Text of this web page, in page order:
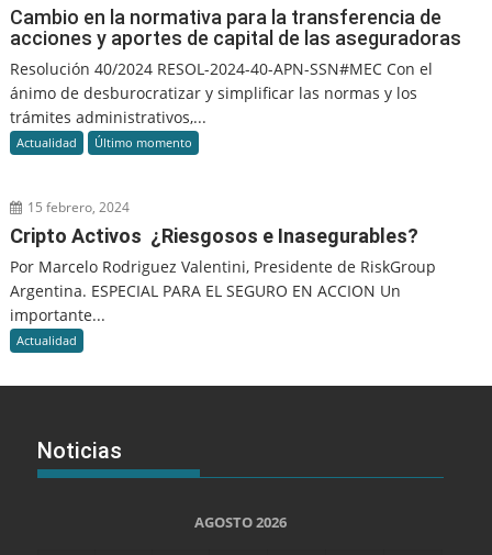
Cambio en la normativa para la transferencia de
acciones y aportes de capital de las aseguradoras
Resolución 40/2024 RESOL-2024-40-APN-SSN#MEC Con el
ánimo de desburocratizar y simplificar las normas y los
trámites administrativos,...
Actualidad Último momento
15 febrero, 2024
Cripto Activos ¿Riesgosos e Inasegurables?
Por Marcelo Rodriguez Valentini, Presidente de RiskGroup
Argentina. ESPECIAL PARA EL SEGURO EN ACCION Un
importante...
Actualidad
Noticias
AGOSTO 2026